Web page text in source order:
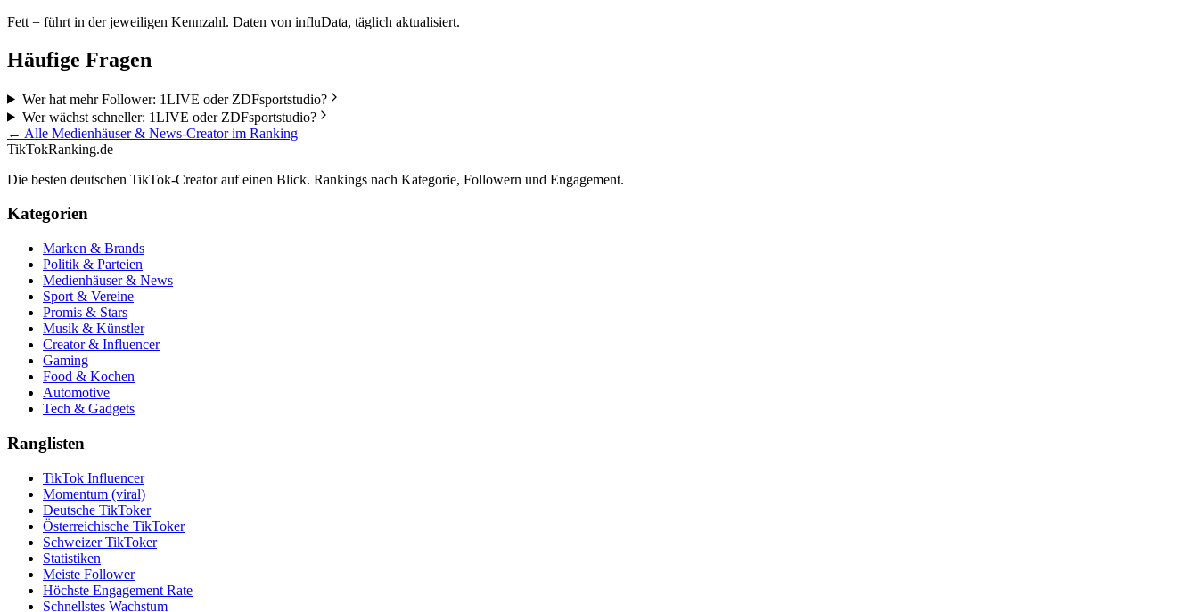
Fett = führt in der jeweiligen Kennzahl. Daten von influData, täglich aktualisiert.
Häufige Fragen
Wer hat mehr Follower: 1LIVE oder ZDFsportstudio?
Wer wächst schneller: 1LIVE oder ZDFsportstudio?
← Alle Medienhäuser & News-Creator im Ranking
TikTokRanking.de
Die besten deutschen TikTok-Creator auf einen Blick. Rankings nach Kategorie, Followern und Engagement.
Kategorien
Marken & Brands
Politik & Parteien
Medienhäuser & News
Sport & Vereine
Promis & Stars
Musik & Künstler
Creator & Influencer
Gaming
Food & Kochen
Automotive
Tech & Gadgets
Ranglisten
TikTok Influencer
Momentum (viral)
Deutsche TikToker
Österreichische TikToker
Schweizer TikToker
Statistiken
Meiste Follower
Höchste Engagement Rate
Schnellstes Wachstum